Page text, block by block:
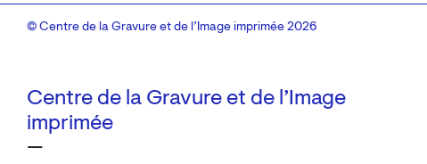
Centre de la Gravure et de l’Image
imprimée
—
© Centre de la Gravure et de l’Image imprimée 2026